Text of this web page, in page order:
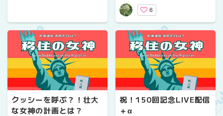
6
クッシーを呼ぶ？！壮大
な女神の計画とは？
祝！150回記念LIVE配信
＋α